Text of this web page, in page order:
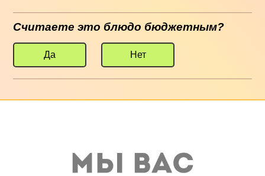
Считаете это блюдо бюджетным?
Да Нет